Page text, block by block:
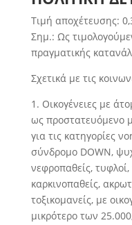
Τιμή αποχέτευσης:
Σημ.: Ως
πραγματικής
Σχετικά με τις
1. Οικογένειες με
ως προστατευόμενο
για τις κατηγορίες
σύνδρομο DOWN,
νεφροπαθείς, τυφλοί,
καρκινοπαθείς,
τοξικομανείς, με
μικρότερο των